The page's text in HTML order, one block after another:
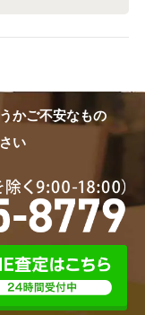
かご不安なもの
い